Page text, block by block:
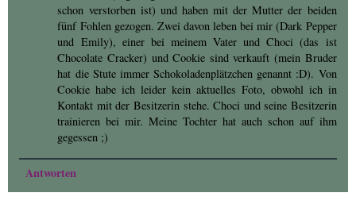
schon verstorben ist) und haben mit der Mutter der beiden
fünf Fohlen gezogen. Zwei davon leben bei mir (Dark Pepper
und Emily), einer bei meinem Vater und Choci (das ist
Chocolate Cracker) und Cookie sind verkauft (mein Bruder
hat die Stute immer Schokoladenplätzchen genannt :D). Von
Cookie habe ich leider kein aktuelles Foto, obwohl ich in
Kontakt mit der Besitzerin stehe. Choci und seine Besitzerin
trainieren bei mir. Meine Tochter hat auch schon auf ihm
gegessen ;)
Antworten